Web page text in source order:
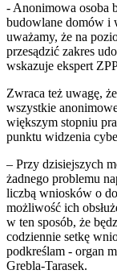
- Anonimowa osoba
budowlane domów i
uważamy, że na
przesądzić zakres
wskazuje ekspert
Zwraca też uwagę,
wszystkie
większym stopniu
punktu widzenia
– Przy dzisiejszych
żadnego problemu
liczbą wniosków o
możliwość ich
w ten sposób, że
codziennie setkę
podkreślam - organ
Grebla-Tarasek.